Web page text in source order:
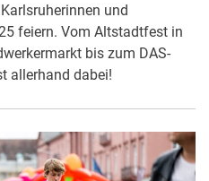
und
feiern. Vom Altstadtfest in
bis zum DAS-
allerhand dabei!